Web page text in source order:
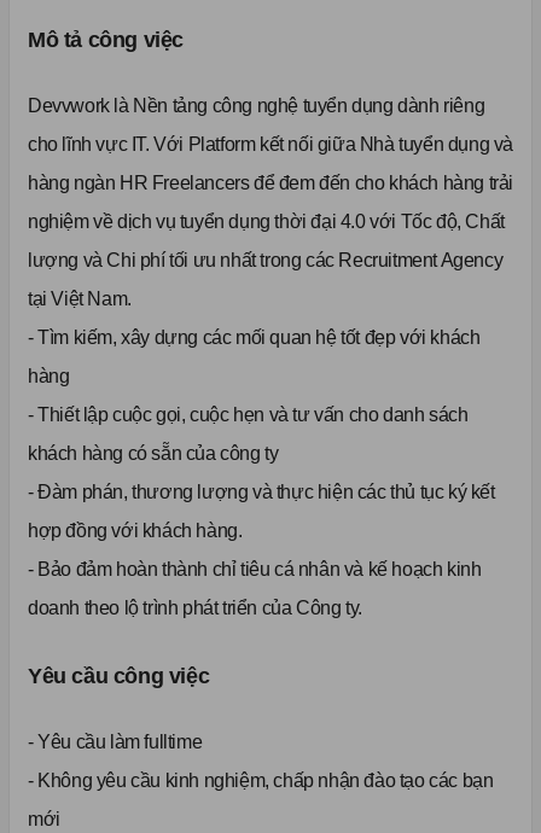
Mô tả công việc
Devvwork là Nền tảng công nghệ tuyển dụng dành riêng
cho lĩnh vực IT. Với Platform kết nối giữa Nhà tuyển dụng và
hàng ngàn HR Freelancers để đem đến cho khách hàng trải
nghiệm về dịch vụ tuyển dụng thời đại 4.0 với Tốc độ, Chất
lượng và Chi phí tối ưu nhất trong các Recruitment Agency
tại Việt Nam.
- Tìm kiếm, xây dựng các mối quan hệ tốt đẹp với khách
hàng
- Thiết lập cuộc gọi, cuộc hẹn và tư vấn cho danh sách
khách hàng có sẵn của công ty
- Đàm phán, thương lượng và thực hiện các thủ tục ký kết
hợp đồng với khách hàng.
- Bảo đảm hoàn thành chỉ tiêu cá nhân và kế hoạch kinh
doanh theo lộ trình phát triển của Công ty.
Yêu cầu công việc
- Yêu cầu làm fulltime
- Không yêu cầu kinh nghiệm, chấp nhận đào tạo các bạn
mới